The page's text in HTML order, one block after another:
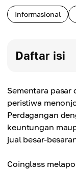
Informasional
Daftar isi
Sementara
peristiwa
Perdagangan
keuntungan
jual besar-
Coinglass